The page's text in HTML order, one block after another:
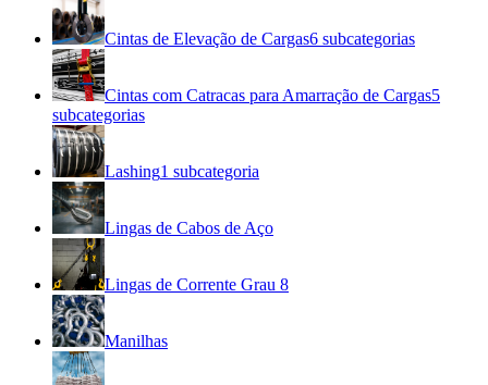
Cintas de Elevação de Cargas6 subcategorias
Cintas com Catracas para Amarração de Cargas5
subcategorias
Lashing1 subcategoria
Lingas de Cabos de Aço
Lingas de Corrente Grau 8
Manilhas